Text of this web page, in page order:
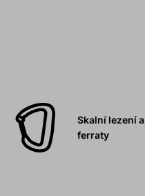
Skalní lezení a
ferraty